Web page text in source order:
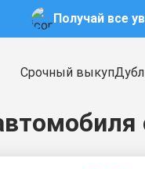
Получай все
Срочный выкуп